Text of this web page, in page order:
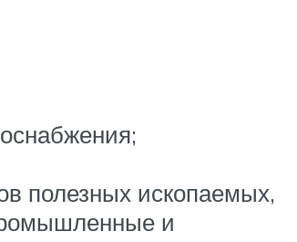
полезных ископаемых,
и